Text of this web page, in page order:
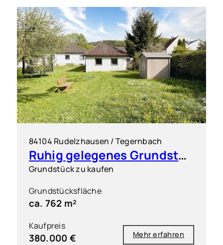
84104 Rudelzhausen / Tegernbach
Ruhig gelegenes Grundstück für einen Dreispänner
Grundstück zu kaufen
Grundstücksfläche
ca. 762 m²
Kaufpreis
380.000 € Mehr erfahren